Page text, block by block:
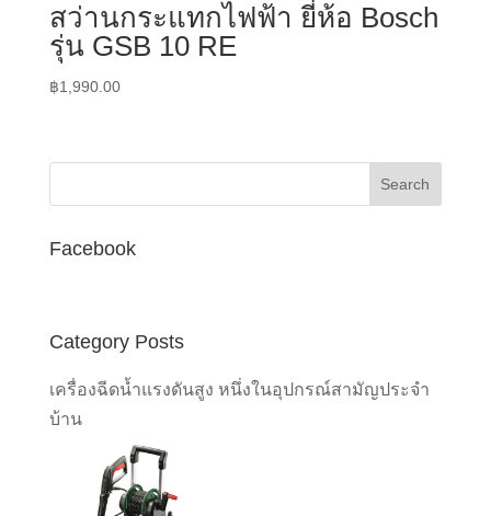
สว่านกระแทกไฟฟ้า ยี่ห้อ Bosch
รุ่น GSB 10 RE
฿1,990.00
Facebook
Category Posts
เครื่องฉีดน้ำแรงดันสูง หนึ่งในอุปกรณ์สามัญประจำ
บ้าน